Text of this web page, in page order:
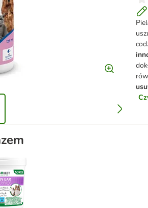
Clean, płatki do czyszczenia uszu